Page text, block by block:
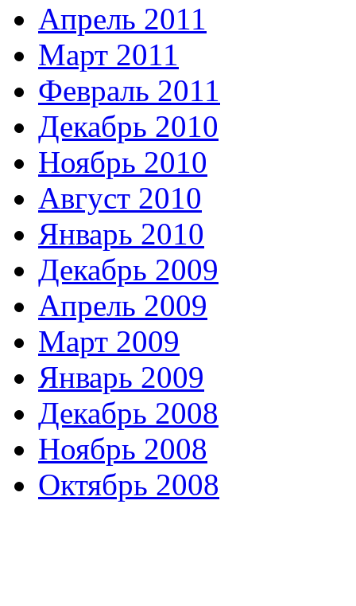
Апрель 2011
Март 2011
Февраль 2011
Декабрь 2010
Ноябрь 2010
Август 2010
Январь 2010
Декабрь 2009
Апрель 2009
Март 2009
Январь 2009
Декабрь 2008
Ноябрь 2008
Октябрь 2008